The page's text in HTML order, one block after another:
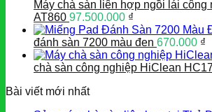
Máy chà sàn liên hợp ngồi lái công
AT860 97.500.000 ₫
đánh sàn 7200 màu đen 670.000 ₫
chà sàn công nghiệp HiClean
Bài viết mới nhất